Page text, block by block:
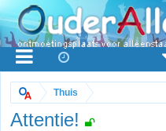
Thuis
Attentie!